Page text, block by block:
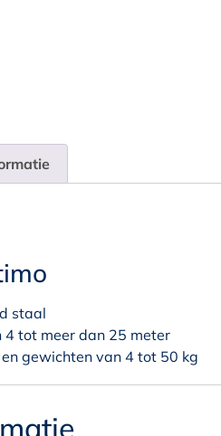
staal
4 tot meer dan 25 meter
gewichten van 4 tot 50 kg